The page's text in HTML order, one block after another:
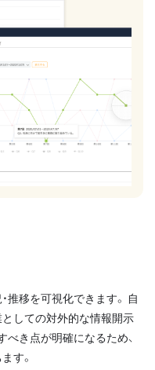
推移を可視化できます。 自
としての対外的な情報開示
べき点が明確になるため、
す。